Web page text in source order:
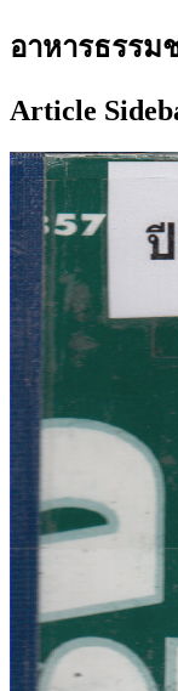
อาหารธรรม
Article